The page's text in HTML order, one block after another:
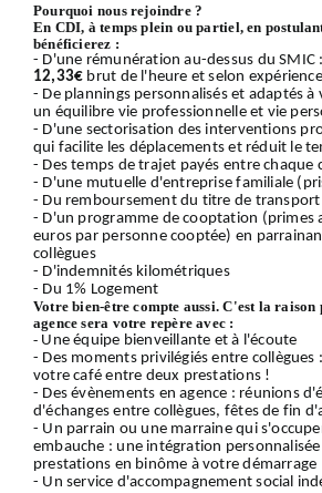
Pourquoi nous rejoindre ?
En CDI, à temps plein ou partiel, en
bénéficierez :
- D'une rémunération au-dessus du SMIC :
12,33€ brut de l'heure et selon
- De plannings personnalisés et adaptés à
un équilibre vie professionnelle et vie
- D'une sectorisation des interventions
qui facilite les déplacements et réduit le
- Des temps de trajet payés entre chaque
- D'une mutuelle d'entreprise familiale
- Du remboursement du titre de
- D'un programme de cooptation (primes
euros par personne cooptée) en
collègues
- D'indemnités kilométriques
- Du 1% Logement
Votre bien-être compte aussi. C'est la
agence sera votre repère avec :
- Une équipe bienveillante et à l'écoute
- Des moments privilégiés entre collègues
votre café entre deux prestations !
- Des évènements en agence : réunions
d'échanges entre collègues, fêtes de fin
- Un parrain ou une marraine qui
embauche : une intégration personnalisée
prestations en binôme à votre démarrage
- Un service d'accompagnement social